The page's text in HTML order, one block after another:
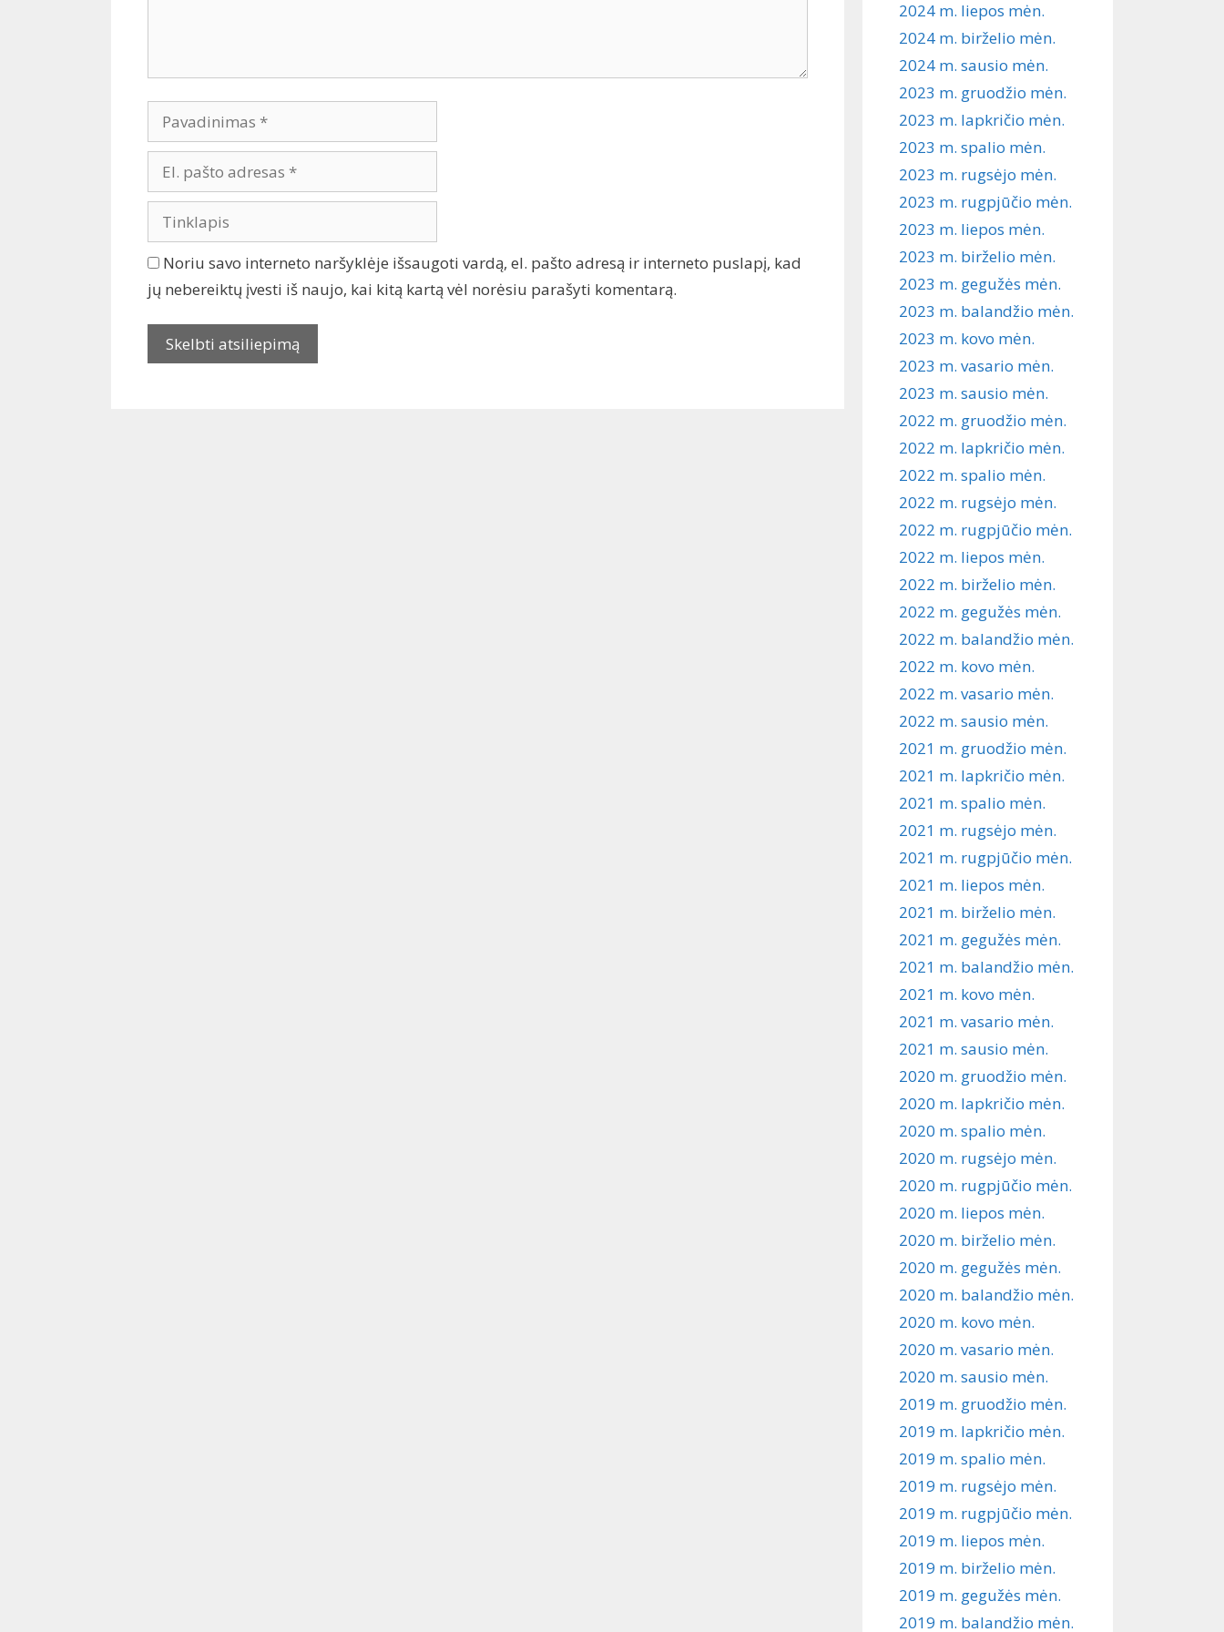
Noriu savo interneto naršyklėje išsaugoti vardą, el. pašto adresą ir interneto puslapį, kad
jų nebereiktų įvesti iš naujo, kai kitą kartą vėl norėsiu parašyti komentarą.
2024 m. liepos mėn.
2024 m. birželio mėn.
2024 m. sausio mėn.
2023 m. gruodžio mėn.
2023 m. lapkričio mėn.
2023 m. spalio mėn.
2023 m. rugsėjo mėn.
2023 m. rugpjūčio mėn.
2023 m. liepos mėn.
2023 m. birželio mėn.
2023 m. gegužės mėn.
2023 m. balandžio mėn.
2023 m. kovo mėn.
2023 m. vasario mėn.
2023 m. sausio mėn.
2022 m. gruodžio mėn.
2022 m. lapkričio mėn.
2022 m. spalio mėn.
2022 m. rugsėjo mėn.
2022 m. rugpjūčio mėn.
2022 m. liepos mėn.
2022 m. birželio mėn.
2022 m. gegužės mėn.
2022 m. balandžio mėn.
2022 m. kovo mėn.
2022 m. vasario mėn.
2022 m. sausio mėn.
2021 m. gruodžio mėn.
2021 m. lapkričio mėn.
2021 m. spalio mėn.
2021 m. rugsėjo mėn.
2021 m. rugpjūčio mėn.
2021 m. liepos mėn.
2021 m. birželio mėn.
2021 m. gegužės mėn.
2021 m. balandžio mėn.
2021 m. kovo mėn.
2021 m. vasario mėn.
2021 m. sausio mėn.
2020 m. gruodžio mėn.
2020 m. lapkričio mėn.
2020 m. spalio mėn.
2020 m. rugsėjo mėn.
2020 m. rugpjūčio mėn.
2020 m. liepos mėn.
2020 m. birželio mėn.
2020 m. gegužės mėn.
2020 m. balandžio mėn.
2020 m. kovo mėn.
2020 m. vasario mėn.
2020 m. sausio mėn.
2019 m. gruodžio mėn.
2019 m. lapkričio mėn.
2019 m. spalio mėn.
2019 m. rugsėjo mėn.
2019 m. rugpjūčio mėn.
2019 m. liepos mėn.
2019 m. birželio mėn.
2019 m. gegužės mėn.
2019 m. balandžio mėn.